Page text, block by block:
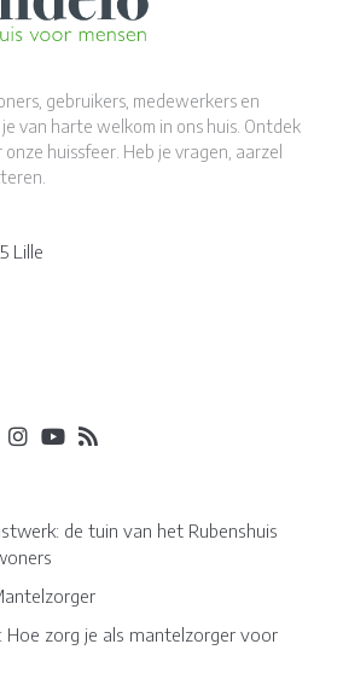
gebruikers, medewerkers en
van harte welkom in ons huis. Ontdek
huissfeer. Heb je vragen, aarzel
Lille
de tuin van het Rubenshuis
Hoe zorg je als mantelzorger voor